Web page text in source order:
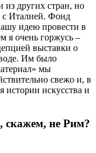
других стран, но
с Италией. Фонд
идею провести в
я очень горжусь –
выставки о
Им было
мы
свежо и, в
истории искусства и
скажем, не Рим?